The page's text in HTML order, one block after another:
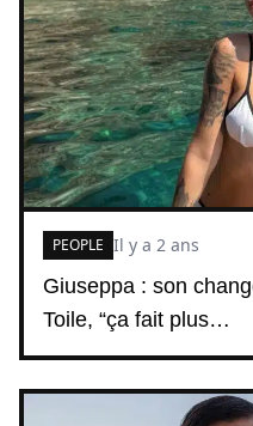
Giuseppa : son
Toile, “ça fait plus…
PEOPLE Il y a 2 ans